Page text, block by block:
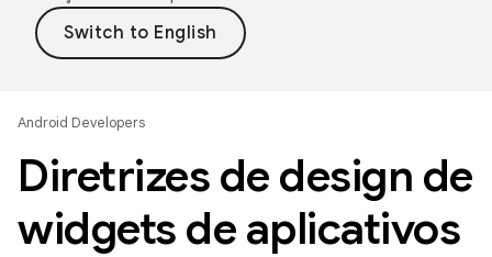
Android Developers
Diretrizes de design de
widgets de aplicativos